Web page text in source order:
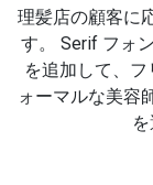
理髪店の顧客に
す。 Serif フォ
を追加して、
ォーマルな美容